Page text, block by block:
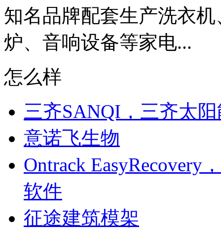
知名品牌配套生产洗衣
炉、音响设备等家电...
怎么样
三齐SANQI，三齐太
意诺飞生物
Ontrack EasyRecovery
软件
征途建筑模架